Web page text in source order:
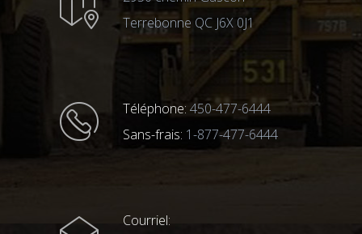
Terrebonne QC J6X 0J1
Téléphone: 450-477-6444
Sans-frais: 1-877-477-6444
Courriel: